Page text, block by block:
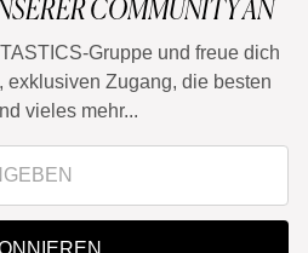
COMMUNITY AN
Gruppe und freue dich
exklusiven Zugang, die besten
vieles mehr...